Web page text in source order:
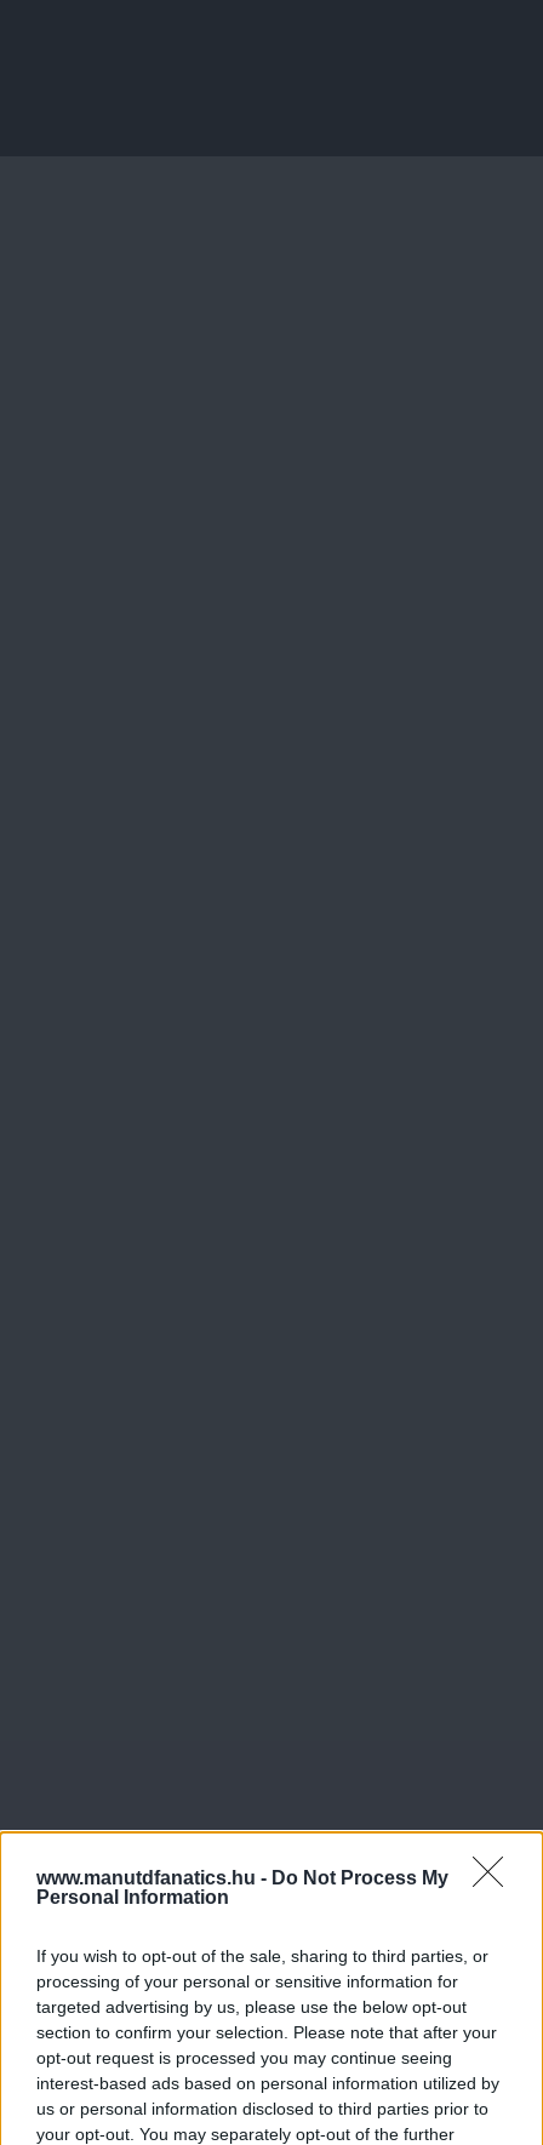
www.manutdfanatics.hu - Do Not Process My
Personal Information
If you wish to opt-out of the sale, sharing to third parties, or
processing of your personal or sensitive information for
targeted advertising by us, please use the below opt-out
section to confirm your selection. Please note that after your
opt-out request is processed you may continue seeing
interest-based ads based on personal information utilized by
us or personal information disclosed to third parties prior to
your opt-out. You may separately opt-out of the further